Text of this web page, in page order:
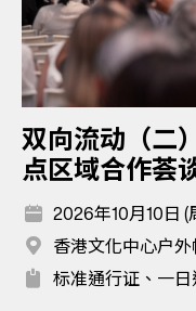
双向流动（二
点区域合作荟
2026年10月10日 (
香港文化中心户外
标准通行证、一